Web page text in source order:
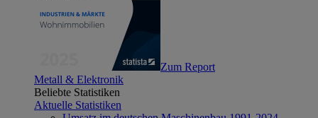
Zum Report
Metall & Elektronik
Beliebte Statistiken
Aktuelle Statistiken